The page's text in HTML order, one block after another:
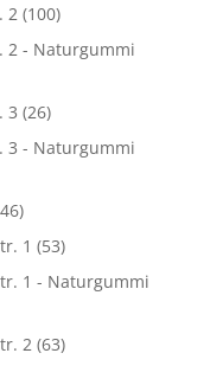
2 (100)
2 - Naturgummi
3 (26)
3 - Naturgummi
1 (53)
1 - Naturgummi
2 (63)